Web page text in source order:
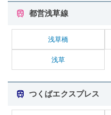
都営浅草線
浅草橋
浅草
つくばエクスプレス